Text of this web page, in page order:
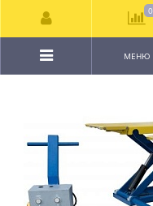
МЕНЮ
0